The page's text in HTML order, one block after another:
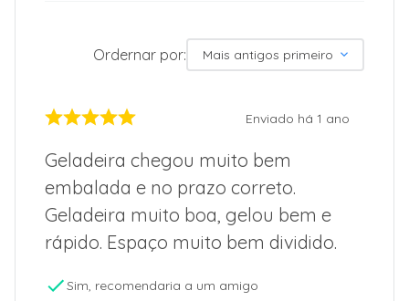
Ordernar por: Mais antigos primeiro
Enviado há 1 ano
Geladeira chegou muito bem
embalada e no prazo correto.
Geladeira muito boa, gelou bem e
rápido. Espaço muito bem dividido.
Sim, recomendaria a um amigo